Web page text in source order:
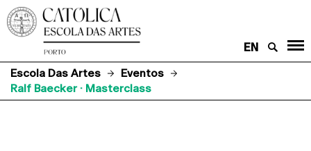
EN
Escola Das Artes
Eventos
Ralf Baecker · Masterclass